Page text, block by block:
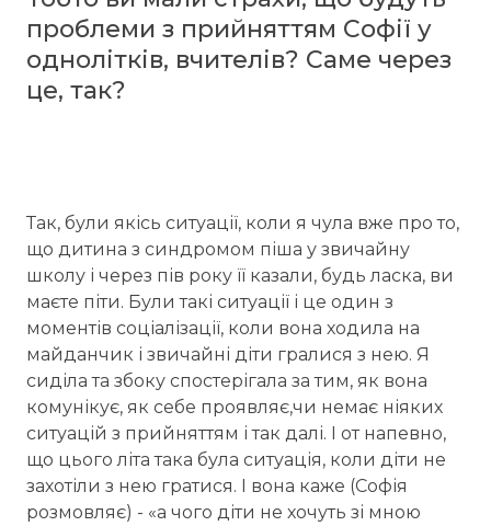
проблеми з прийняттям Софії у
однолітків, вчителів? Саме через
це, так?
Так, були якісь ситуації, коли я чула вже про то,
що дитина з синдромом піша у звичайну
школу і через пів року її казали, будь ласка, ви
маєте піти. Були такі ситуації і це один з
моментів соціалізації, коли вона ходила на
майданчик і звичайні діти гралися з нею. Я
сиділа та збоку спостерігала за тим, як вона
комунікує, як себе проявляє,чи немає ніяких
ситуацій з прийняттям і так далі. І от напевно,
що цього літа така була ситуація, коли діти не
захотіли з нею гратися. І вона каже (Софія
розмовляє) - «а чого діти не хочуть зі мною